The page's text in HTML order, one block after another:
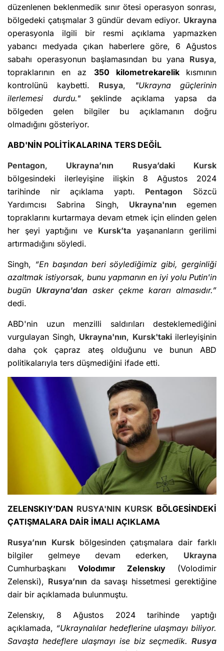
düzenlenen beklenmedik sınır ötesi operasyon sonrası,
bölgedeki çatışmalar 3 gündür devam ediyor. Ukrayna
operasyonla ilgili bir resmi açıklama yapmazken
yabancı medyada çıkan haberlere göre, 6 Ağustos
sabahı operasyonun başlamasından bu yana Rusya,
topraklarının en az 350 kilometrekarelik kısmının
kontrolünü kaybetti. Rusya, "Ukrayna güçlerinin
ilerlemesi durdu."şeklinde açıklama yapsa da
bölgeden gelen bilgiler bu açıklamanın doğru
olmadığını gösteriyor.
ABD'NİN POLİTİKALARINA TERS DEĞİL
Pentagon, Ukrayna’nın Rusya’daki
Kursk
bölgesindeki ilerleyişine ilişkin 8 Ağustos 2024
tarihinde nir açıklama yaptı. Pentagon Sözcü
Yardımcısı Sabrina Singh, Ukrayna'nın egemen
topraklarını kurtarmaya devam etmek için elinden gelen
her şeyi yaptığını ve Kursk’tayaşananların gerilimi
artırmadığını söyledi.
Singh, “En başından beri söylediğimiz gibi, gerginliği
azaltmak istiyorsak, bunu yapmanın en iyi yolu Putin'in
bugün Ukrayna'dan asker çekme kararı almasıdır.”
dedi.
ABD'nin uzun menzilli saldırıları desteklemediğini
vurgulayan Singh, Ukrayna'nın, Kursk'takiilerleyişinin
daha çok çapraz ateş olduğunu ve bunun ABD
politikalarıyla ters düşmediğini ifade etti.
ZELENSKIY’DAN RUSYA'NIN KURSK BÖLGESİNDEKİ
ÇATIŞMALARA DAİR İMALI AÇIKLAMA
Rusya’nın Kurskbölgesinden çatışmalara dair farklı
bilgiler gelmeye devam ederken, Ukrayna
Cumhurbaşkanı Volodımır Zelenskıy (Volodimir
Zelenski), Rusya’nın da savaşı hissetmesi gerektiğine
dair bir açıklamada bulunmuştu.
Zelenskıy, 8 Ağustos 2024 tarihinde yaptığı
açıklamada, “Ukraynalılar hedeflerine ulaşmayı biliyor.
Savaşta hedeflere ulaşmayı ise biz seçmedik. Rusya